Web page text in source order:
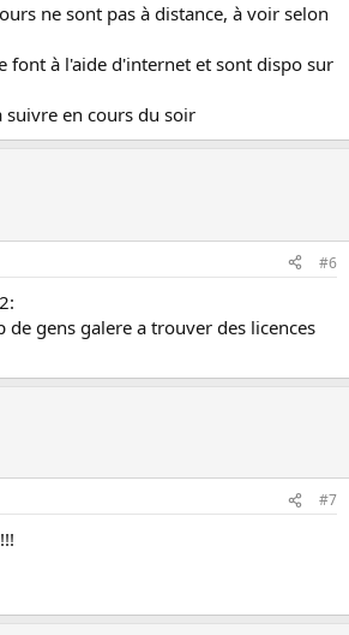
ne sont pas à distance, à voir selon
font à l'aide d'internet et sont dispo sur
suivre en cours du soir
#6
gens galere a trouver des licences
#7